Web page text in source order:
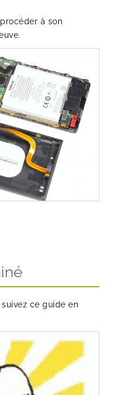
à son
ce guide en